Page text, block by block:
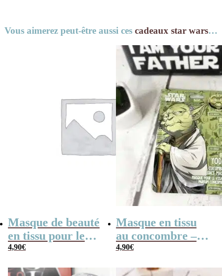
Vous aimerez peut-être aussi ces cadeaux star wars…
Masque de beauté
en tissu pour le
visage – Dark
4,90€
Masque en tissu
au concombre –
Yoda Star Wars
4,90€